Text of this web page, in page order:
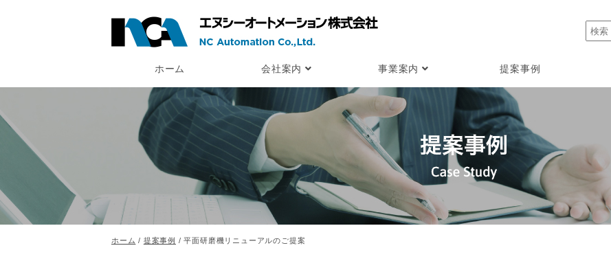
ホーム 会社案内 事業案内 提案事例
ホーム / 提案事例 / 平面研磨機リニューアルのご提案